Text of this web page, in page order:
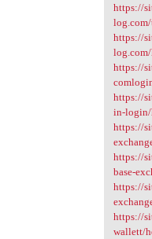
https://
https://
https://
https://
in-login/
https://
https://
base-
https://
https://
wallett/